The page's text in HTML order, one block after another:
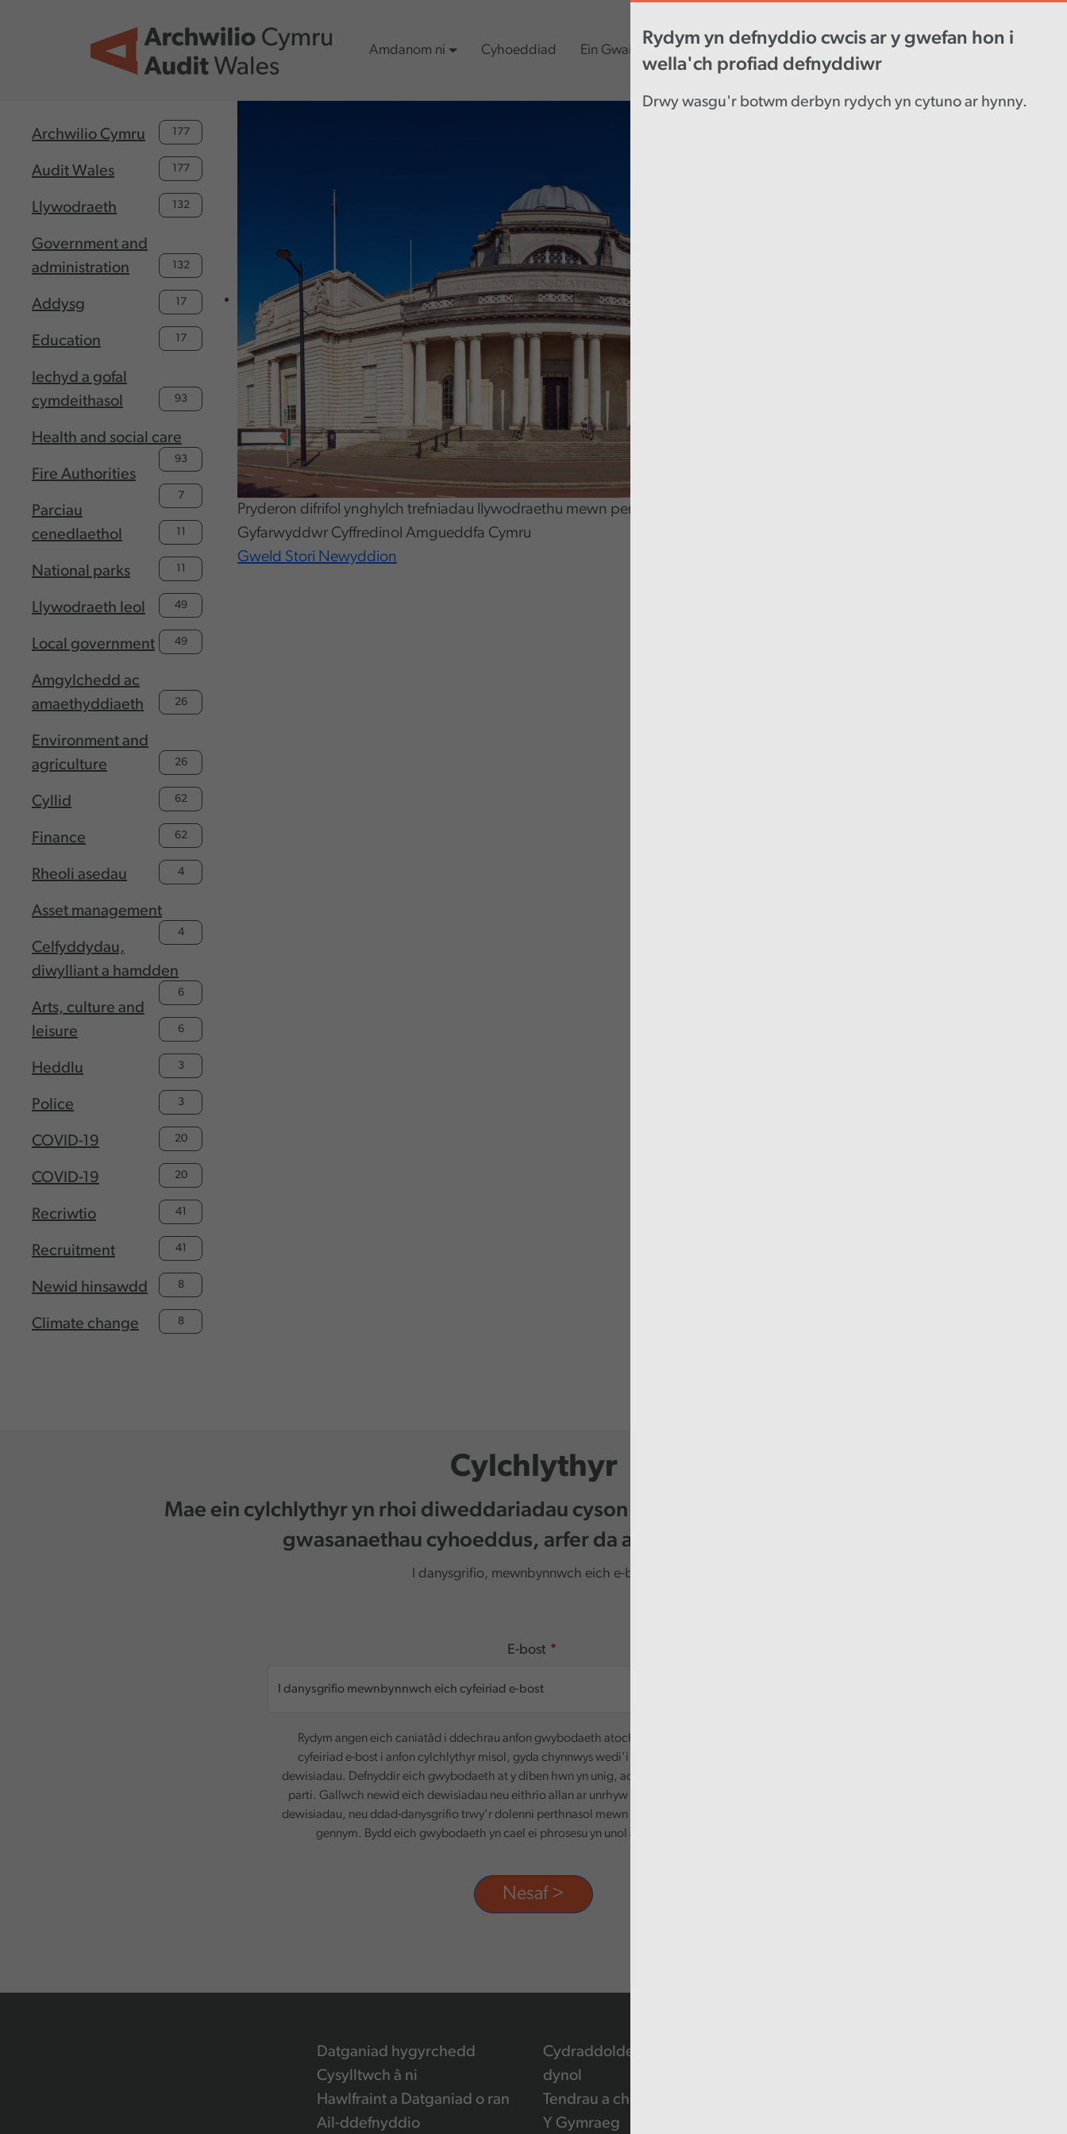
Rydym yn defnyddio cwcis ar y gwefan hon i
wella'ch profiad defnyddiwr
Drwy wasgu'r botwm derbyn rydych yn cytuno ar hynny.
Amdanom ni Cyhoeddiad Ein Gwaith Cynnwys diweddaraf Gyrfaoedd
Archwilio Cymru 177
Audit Wales 177
Llywodraeth 132
Government and
administration
132
Addysg 17
Education 17
Iechyd a gofal
cymdeithasol
93
Health and social care
93
Fire Authorities
7
Parciau
cenedlaethol
11
National parks 11
Llywodraeth leol 49
Local government 49
Amgylchedd ac
amaethyddiaeth
26
Environment and
agriculture
26
Cyllid 62
Finance 62
Rheoli asedau 4
Asset management
4
Celfyddydau,
diwylliant a hamdden
6
Arts, culture and
leisure
6
Heddlu 3
Police 3
COVID-19 20
COVID-19 20
Recriwtio 41
Recruitment 41
Newid hinsawdd 8
Climate change 8
Pryderon difrifol ynghylch trefniadau llywodraethu mewn perthynas â thaliadau i Gyn-
Gyfarwyddwr Cyffredinol Amgueddfa Cymru
Gweld Stori Newyddion
Cylchlythyr
Mae ein cylchlythyr yn rhoi diweddariadau cyson i chi am ein gwaith archwilio
gwasanaethau cyhoeddus, arfer da a digwyddiadau.
I danysgrifio, mewnbynnwch eich e-bost.
E-bost
Rydym angen eich caniatâd i ddechrau anfon gwybodaeth atoch. Defnyddir eich enw a'ch
cyfeiriad e-bost i anfon cylchlythyr misol, gyda chynnwys wedi'i deilwra yn seiliedig ar eich
dewisiadau. Defnyddir eich gwybodaeth at y diben hwn yn unig, ac ni chaiff ei rhannu â thrydydd
parti. Gallwch newid eich dewisiadau neu eithrio allan ar unrhyw adeg, trwy ddiweddaru eich
dewisiadau, neu ddad-danysgrifio trwy'r dolenni perthnasol mewn unrhyw e-bost a dderbyniwch
gennym. Bydd eich gwybodaeth yn cael ei phrosesu yn unol â'n polisi preifatrwydd.
Datganiad hygyrchedd
Cysylltwch â ni
Hawlfraint a Datganiad o ran
Ail-ddefnyddio
Cydraddoldeb a hawliau
dynol
Tendrau a chontractau
Y Gymraeg